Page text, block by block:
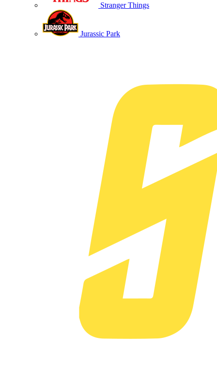
Stranger Things
Jurassic Park